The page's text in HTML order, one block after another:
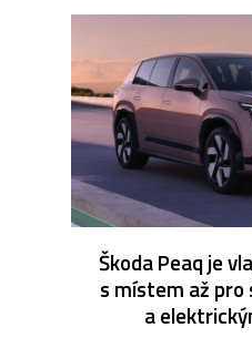
Škoda Peaq je
s místem až
a